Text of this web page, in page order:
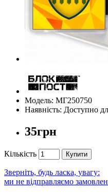
Модель: МГ250750
Наявність: Доступно
35грн
Кількість Купити
Зверніть, будь ласка, увагу:
ми не відправляємо